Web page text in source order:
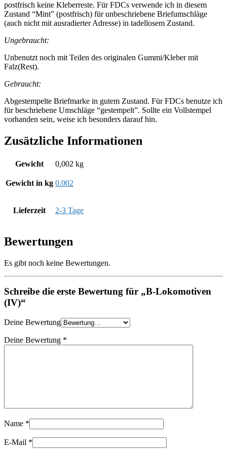
postfrisch keine Kleberreste. Für FDCs verwende ich in diesem
Zustand “Mint” (postfrisch) für unbeschriebene Briefumschläge
(auch nicht mit ausradierter Adresse) in tadellosem Zustand.
Ungebraucht:
Unbenutzt noch mit Teilen des originalen Gummi/Kleber mit
Falz(Rest).
Gebraucht:
Abgestempelte Briefmarke in gutem Zustand. Für FDCs benutze ich
für beschriebene Umschläge “gestempelt”. Sollte ein Vollstempel
vorhanden sein, weise ich besonders darauf hin.
Zusätzliche Informationen
Gewicht 0,002 kg
Gewicht in kg 0.002
Lieferzeit 2-3 Tage
Bewertungen
Es gibt noch keine Bewertungen.
Schreibe die erste Bewertung für „B-Lokomotiven
(IV)“
Deine Bewertung
Deine Bewertung *
Name *
E-Mail *